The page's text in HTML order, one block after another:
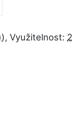
, Využitelnost: 2